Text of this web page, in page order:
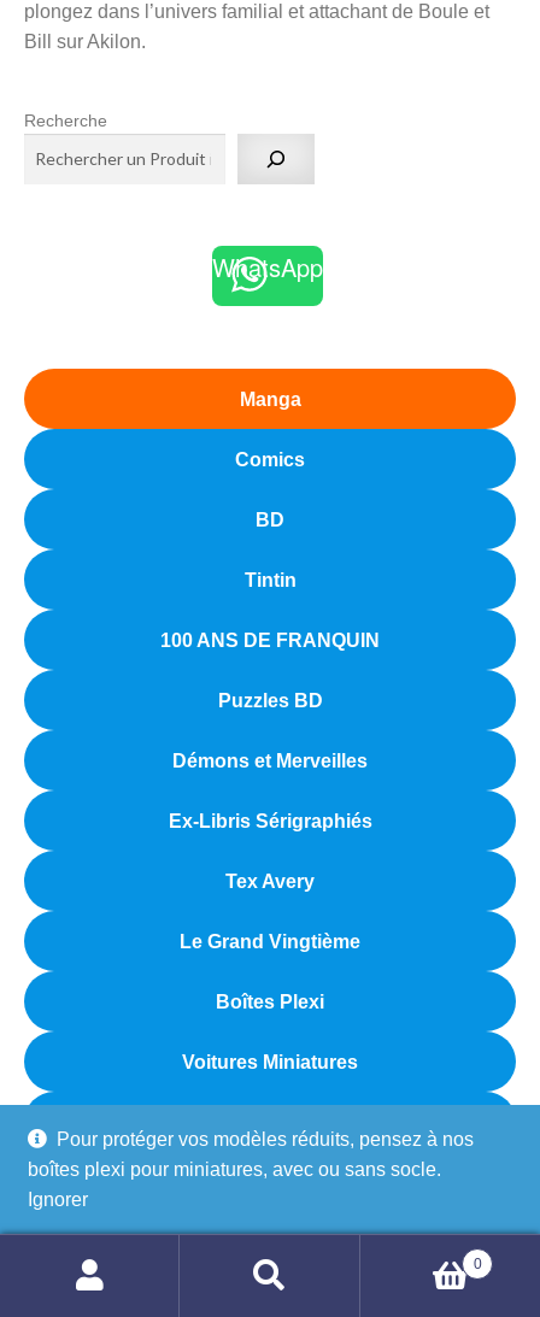
Pour protéger vos modèles réduits, pensez à nos
boîtes plexi pour miniatures, avec ou sans socle.
Ignorer
plongez dans l’univers familial et attachant de Boule et
Bill sur Akilon.
Recherche
WhatsApp
Manga
Comics
BD
Tintin
100 ANS DE FRANQUIN
Puzzles BD
Démons et Merveilles
Ex-Libris Sérigraphiés
Tex Avery
Le Grand Vingtième
Boîtes Plexi
Voitures Miniatures
Figurines Napoléon
Recherche
Recherche
0